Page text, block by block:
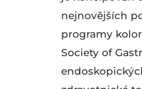
nejnovějších
programy
Society of